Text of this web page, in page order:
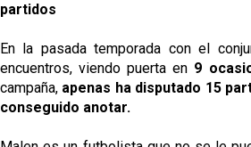
partidos
En la pasada temporada con el
encuentros, viendo puerta en 9
campaña, apenas ha disputado 15
conseguido anotar.